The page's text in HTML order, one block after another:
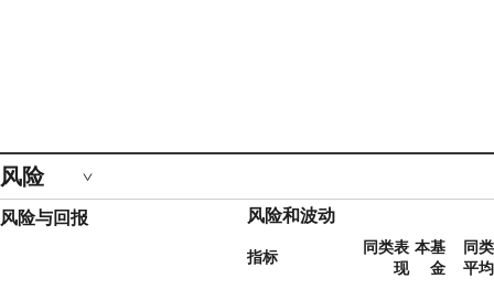
风险
风险与回报 风险和波动
指标
同类表
现
本基
金
同类
平均